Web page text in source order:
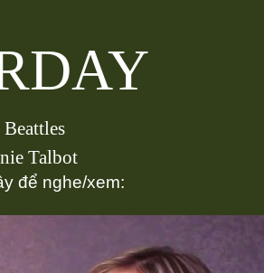
Talbot
để nghe/xem: